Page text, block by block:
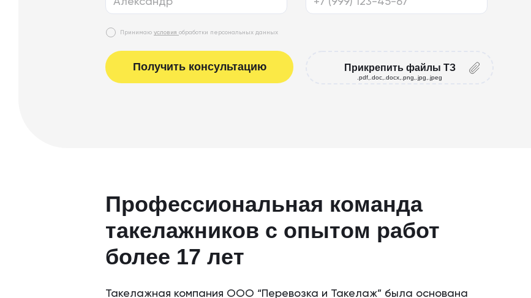
Принимаю условия обработки персональных данных
Получить консультацию Прикрепить файлы ТЗ
.pdf,.doc,.docx,.png,.jpg,.jpeg
Профессиональная команда
такелажников с опытом работ
более 17 лет
Такелажная компания ООО “Перевозка и Такелаж” была основана